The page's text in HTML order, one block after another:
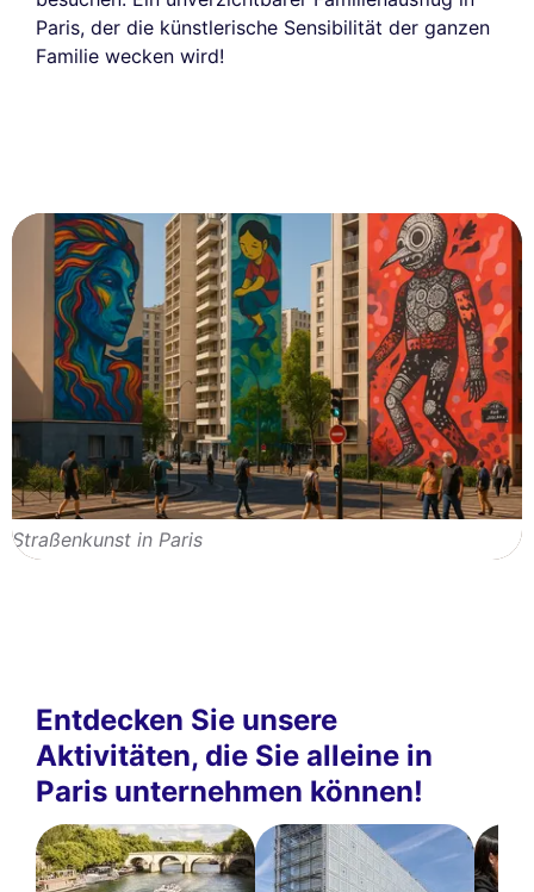
Paris, der die künstlerische Sensibilität der ganzen
Familie wecken wird!
Straßenkunst in Paris
Entdecken Sie unsere
Aktivitäten, die Sie alleine in
Paris unternehmen können!